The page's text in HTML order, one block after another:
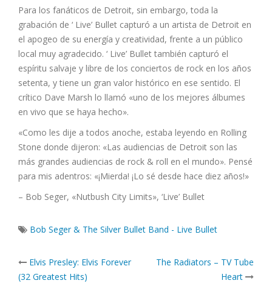
Para los fanáticos de Detroit, sin embargo, toda la
grabación de ‘ Live’ Bullet capturó a un artista de Detroit en
el apogeo de su energía y creatividad, frente a un público
local muy agradecido. ‘ Live’ Bullet también capturó el
espíritu salvaje y libre de los conciertos de rock en los años
setenta, y tiene un gran valor histórico en ese sentido. El
crítico Dave Marsh lo llamó «uno de los mejores álbumes
en vivo que se haya hecho».
«Como les dije a todos anoche, estaba leyendo en Rolling
Stone donde dijeron: «Las audiencias de Detroit son las
más grandes audiencias de rock & roll en el mundo». Pensé
para mis adentros: «¡Mierda! ¡Lo sé desde hace diez años!»
– Bob Seger, «Nutbush City Limits», ‘Live’ Bullet
Bob Seger & The Silver Bullet Band - Live Bullet
Post
navigation
Elvis Presley: Elvis Forever
(32 Greatest Hits)
The Radiators – TV Tube
Heart